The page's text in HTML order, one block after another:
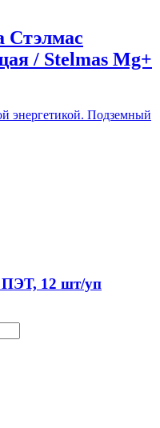
Стэлмас
/ Stelmas Mg+
энергетикой. Подземный
ПЭТ, 12 шт/уп